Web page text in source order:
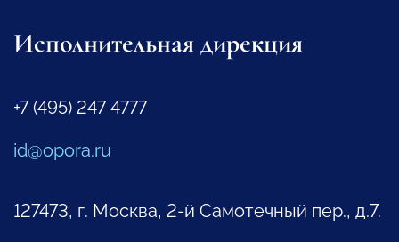
Исполнительная дирекция
+7 (495) 247 4777
id@opora.ru
127473, г. Москва, 2-й Самотечный пер., д.7.